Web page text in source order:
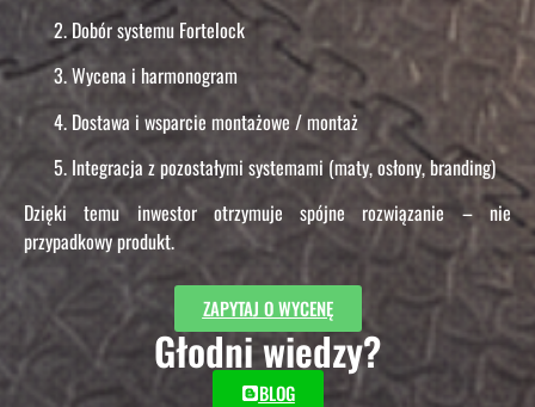
Dobór systemu Fortelock
Wycena i harmonogram
Dostawa i wsparcie montażowe / montaż
Integracja z pozostałymi systemami (maty, osłony, branding)
Dzięki temu inwestor otrzymuje spójne rozwiązanie – nie
przypadkowy produkt.
ZAPYTAJ O WYCENĘ
Głodni wiedzy?
BLOG